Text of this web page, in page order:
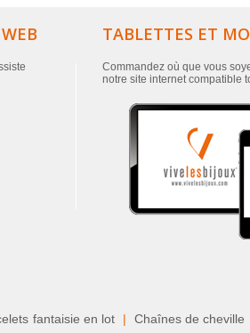
TABLETTES ET
Commandez où que vous
notre site internet compatible
fantaisie en lot | Chaînes de cheville